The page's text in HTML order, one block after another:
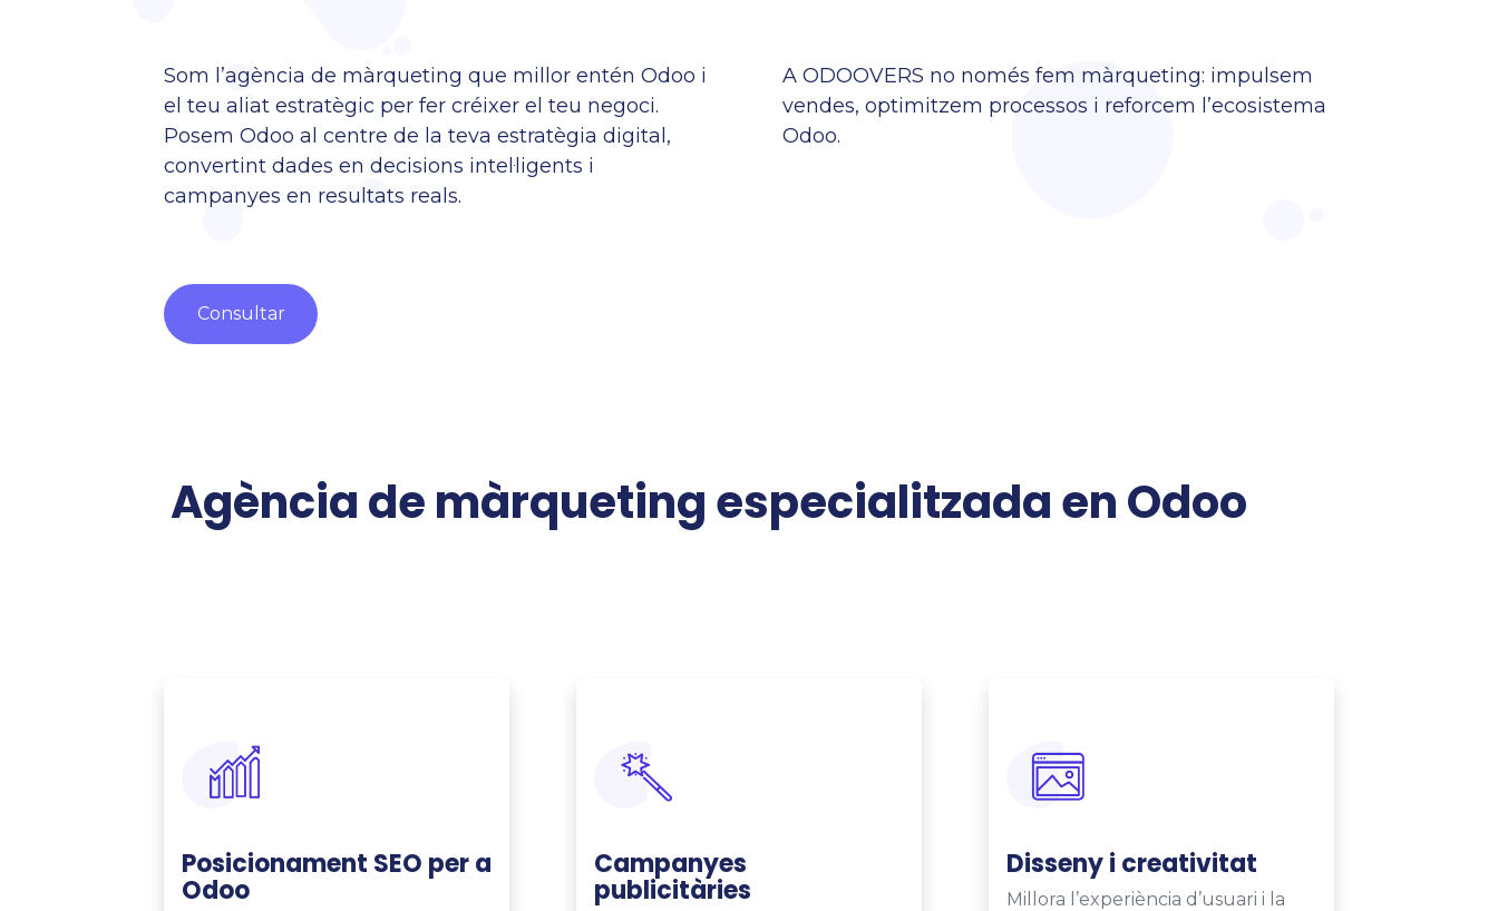
Som l’agència de màrqueting que millor entén Odoo i
el teu aliat estratègic per fer créixer el teu negoci.
Posem Odoo al centre de la teva estratègia digital,
convertint dades en decisions intel·ligents i
campanyes en resultats reals.
A ODOOVERS no només fem màrqueting: impulsem
vendes, optimitzem processos i reforcem l’ecosistema
Odoo.​
Cons​​​​ultar
Agència de màrqueting especialitzada en Odoo
Campanyes
publicitàries
Disseny i creativitat
Millora l’experiència d’usuari i la
Posicionament SEO per a
Odoo